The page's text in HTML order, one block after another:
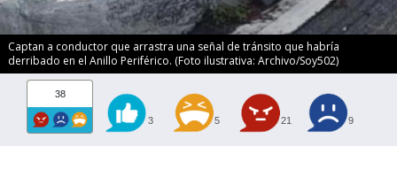
Captan a conductor que arrastra una señal de tránsito que habría
derribado en el Anillo Periférico. (Foto ilustrativa: Archivo/Soy502)
38
3 5 21 9